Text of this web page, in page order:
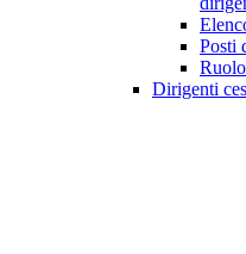
Posti
Dirigenti